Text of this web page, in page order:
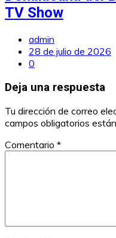
TV Show
admin
28 de julio de 2026
0
Deja una respuesta
Tu dirección de correo
campos obligatorios
Comentario *